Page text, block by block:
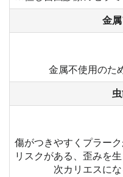
金
金属不使用のた
傷がつきやすくプラー
リスクがある、歪みを
次カリエスに